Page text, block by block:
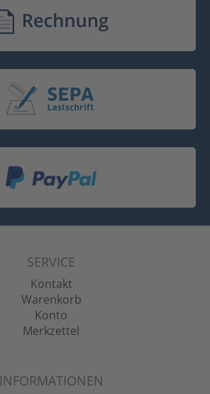
SERVICE
Kontakt
Warenkorb
Konto
Merkzettel
INFORMATIONEN